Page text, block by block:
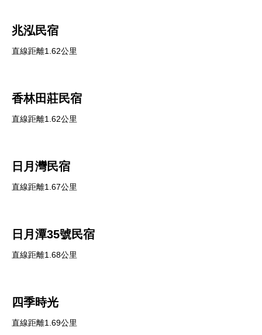
兆泓民宿
直線距離1.62公里
香林田莊民宿
直線距離1.62公里
日月灣民宿
直線距離1.67公里
日月潭35號民宿
直線距離1.68公里
四季時光
直線距離1.69公里